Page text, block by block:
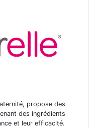
propose des
des ingrédients
et leur efficacité.